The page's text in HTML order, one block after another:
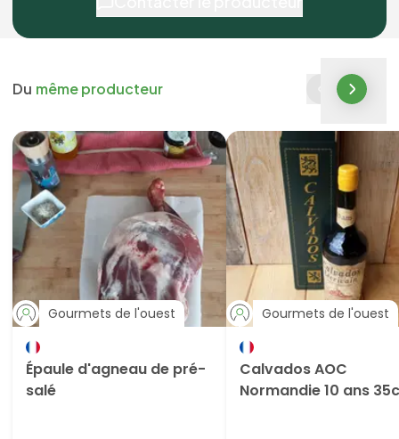
Du même producteur
Gourmets de l'ouest
Épaule d'agneau de pré-
salé
Gourmets de l'ouest
Calvados AOC
Normandie 10 ans